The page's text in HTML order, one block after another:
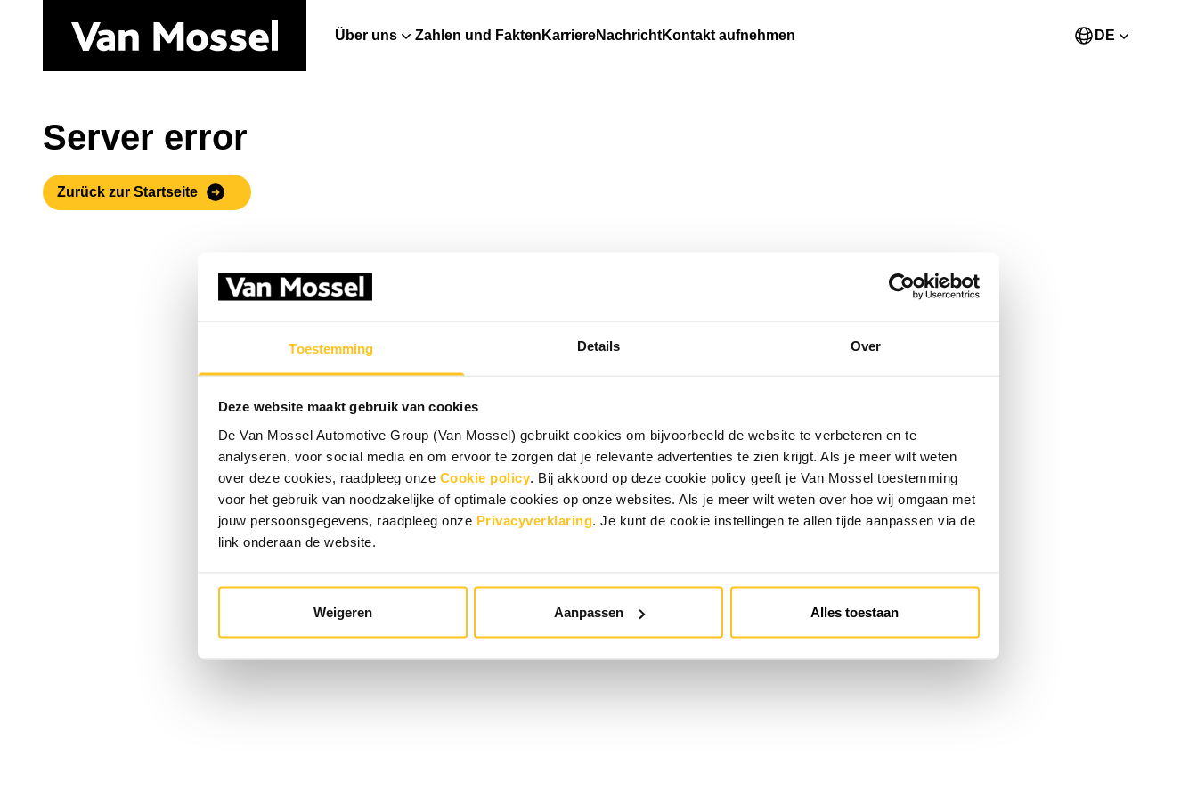
Toestemming Details Over
Deze website maakt gebruik van cookies
De Van Mossel Automotive Group (Van Mossel) gebruikt cookies om bijvoorbeeld de website te verbeteren en te
analyseren, voor social media en om ervoor te zorgen dat je relevante advertenties te zien krijgt. Als je meer wilt weten
over deze cookies, raadpleeg onze Cookie policy. Bij akkoord op deze cookie policy geeft je Van Mossel toestemming
voor het gebruik van noodzakelijke of optimale cookies op onze websites. Als je meer wilt weten over hoe wij omgaan met
jouw persoonsgegevens, raadpleeg onze Privacyverklaring. Je kunt de cookie instellingen te allen tijde aanpassen via de
link onderaan de website.
Weigeren Aanpassen Alles toestaan
Über uns Zahlen und Fakten KarriereNachrichtKontakt aufnehmen DE
Server error
Zurück zur Startseite